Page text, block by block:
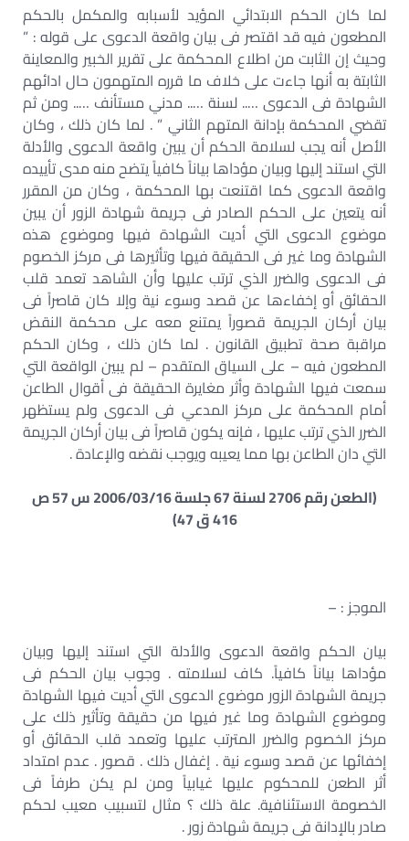
لما كان الحكم الابتدائي المؤيد لأسبابه والمكمل بالحكم
المطعون فيه قد اقتصر فى بيان واقعة الدعوى على قوله : ”
وحيث إن الثابت من اطلاع المحكمة على تقرير الخبير والمعاينة
الثابتة به أنها جاءت على خلاف ما قرره المتهمون حال ادائهم
الشهادة فى الدعوى ….. لسنة ….. مدني مستأنف ….. ومن ثم
تقضي المحكمة بإدانة المتهم الثاني ” . لما كان ذلك ، وكان
الأصل أنه يجب لسلامة الحكم أن يبين واقعة الدعوى والأدلة
التي استند إليها وبيان مؤداها بياناً كافياً يتضح منه مدى تأييده
واقعة الدعوى كما اقتنعت بها المحكمة ، وكان من المقرر
أنه يتعين على الحكم الصادر فى جريمة شهادة الزور أن يبين
موضوع الدعوى التي أديت الشهادة فيها وموضوع هذه
الشهادة وما غير فى الحقيقة فيها وتأثيرها فى مركز الخصوم
فى الدعوى والضرر الذي ترتب عليها وأن الشاهد تعمد قلب
الحقائق أو إخفاءها عن قصد وسوء نية وإلا كان قاصراً فى
بيان أركان الجريمة قصوراً يمتنع معه على محكمة النقض
مراقبة صحة تطبيق القانون . لما كان ذلك ، وكان الحكم
المطعون فيه – على السياق المتقدم – لم يبين الواقعة التي
سمعت فيها الشهادة وأثر مغايرة الحقيقة فى أقوال الطاعن
أمام المحكمة على مركز المدعي فى الدعوى ولم يستظهر
الضرر الذي ترتب عليها ، فإنه يكون قاصراً فى بيان أركان الجريمة
التي دان الطاعن بها مما يعيبه ويوجب نقضه والإعادة .
(الطعن رقم 2706 لسنة 67 جلسة 2006/03/16 س 57 ص
416 ق 47)
الموجز : –
بيان الحكم واقعة الدعوى والأدلة التي استند إليها وبيان
مؤداها بياناً كافياً. كاف لسلامته . وجوب بيان الحكم فى
جريمة الشهادة الزور موضوع الدعوى التي أديت فيها الشهادة
وموضوع الشهادة وما غير فيها من حقيقة وتأثير ذلك على
مركز الخصوم والضرر المترتب عليها وتعمد قلب الحقائق أو
إخفائها عن قصد وسوء نية . إغفال ذلك . قصور . عدم امتداد
أثر الطعن للمحكوم عليها غيابياً ومن لم يكن طرفاً فى
الخصومة الاستئنافية. علة ذلك ؟ مثال لتسبيب معيب لحكم
صادر بالإدانة فى جريمة شهادة زور .